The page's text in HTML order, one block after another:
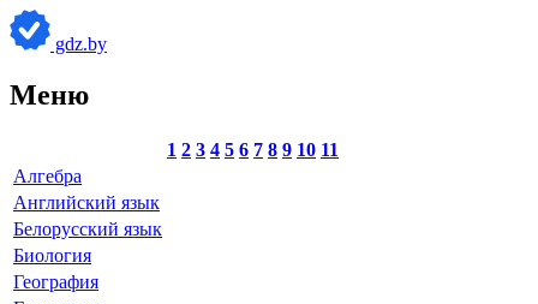
gdz.by
Меню
1 2 3 4 5 6 7 8 9 10 11
Алгебра
Английский язык
Белорусский язык
Биология
География